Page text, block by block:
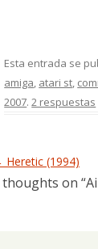
Esta entrada se
amiga, atari st,
2007.2 respuestas
de
Heretic (1994)
thoughts on “